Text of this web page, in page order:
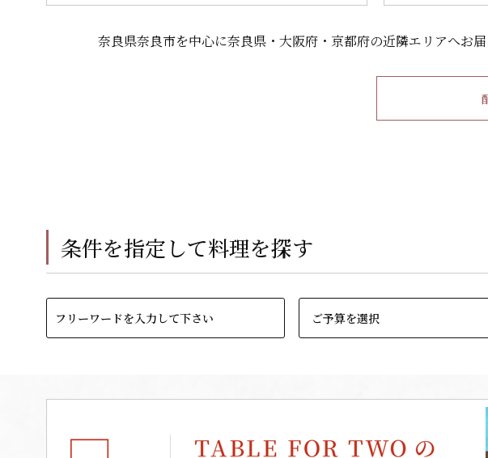
奈良県奈良市を中心に奈良県・大阪府・京都府の近隣エリアへお届
条件を指定して料理を探す